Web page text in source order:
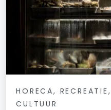
HORECA,
CULTUUR